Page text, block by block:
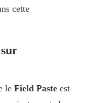
cette
le Field Paste est